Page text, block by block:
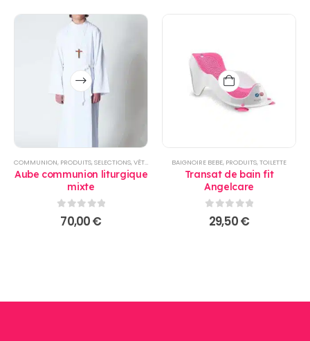
Ce
produit
a
plusieurs
Les
options
peuvent
être
choisies
sur
la
COMMUNION, PRODUITS,SELECTIONS,VÊTEMENT ENFANTS
Aube communion liturgique
mixte
0sur 5
70,00€
BAIGNOIRE BEBE, PRODUITS,TOILETTE
Transat de bain fit
Angelcare
0sur 5
29,50€